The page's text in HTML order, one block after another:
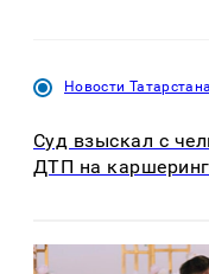
Новости Татарстана
Суд взыскал с
ДТП на